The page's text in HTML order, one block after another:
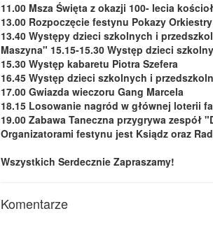
11.00 Msza Święta z okazji 100- lecia
13.00 Rozpoczęcie festynu Pokazy
13.40 Występy dzieci szkolnych i
Maszyna" 15.15-15.30 Występ dzieci
15.30 Występ kabaretu Piotra Szefera
16.45 Występ dzieci szkolnych i
17.00 Gwiazda wieczoru Gang Marcela
18.15 Losowanie nagród w głównej loterii
19.00 Zabawa Taneczna przygrywa zespół
Organizatorami festynu jest Ksiądz oraz
Wszystkich Serdecznie Zapraszamy!
Komentarze